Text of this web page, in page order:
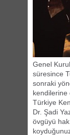
Genel
süresince
sonraki
kendilerine
Türkiye
Dr. Şadi
övgüyü